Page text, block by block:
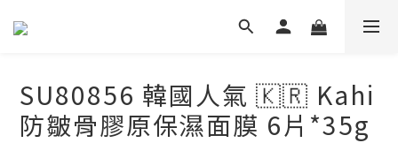
SU80856 韓國人氣 🇰🇷 Kahi
防皺骨膠原保濕面膜 6片*35g